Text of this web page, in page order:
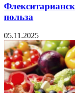
польза
05.11.2025